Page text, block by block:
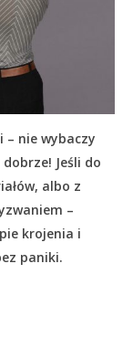
nie wybaczy
Jeśli do
albo z
–
krojenia i
paniki.